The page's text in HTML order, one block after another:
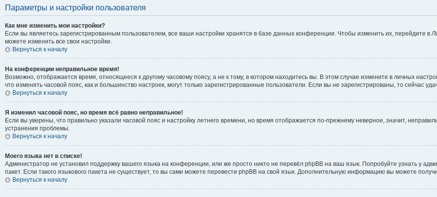
Параметры и настройки пользователя
Как мне изменить мои настройки?
Если вы являетесь зарегистрированным пользователем, все ваши настройки хранятся в базе данных конференции. Чтобы изменить их, перейдите в
можете изменить все свои настройки.
Вернуться к началу
На конференции неправильное время!
Возможно, отображается время, относящееся к другому часовому поясу, а не к тому, в котором находитесь вы. В этом случае измените в личных
что изменять часовой пояс, как и большинство настроек, могут только зарегистрированные пользователи. Если вы не зарегистрированы, то сейчас
Вернуться к началу
Я изменил часовой пояс, но время всё равно неправильное!
Если вы уверены, что правильно указали часовой пояс и настройку летнего времени, но время отображается по-прежнему неверное, значит,
устранения проблемы.
Вернуться к началу
Моего языка нет в списке!
Администратор не установил поддержку вашего языка на конференции, или же просто никто не перевёл phpBB на ваш язык. Попробуйте узнать у
пакет. Если такого языкового пакета не существует, то вы сами можете перевести phpBB на свой язык. Дополнительную информацию вы можете
Вернуться к началу